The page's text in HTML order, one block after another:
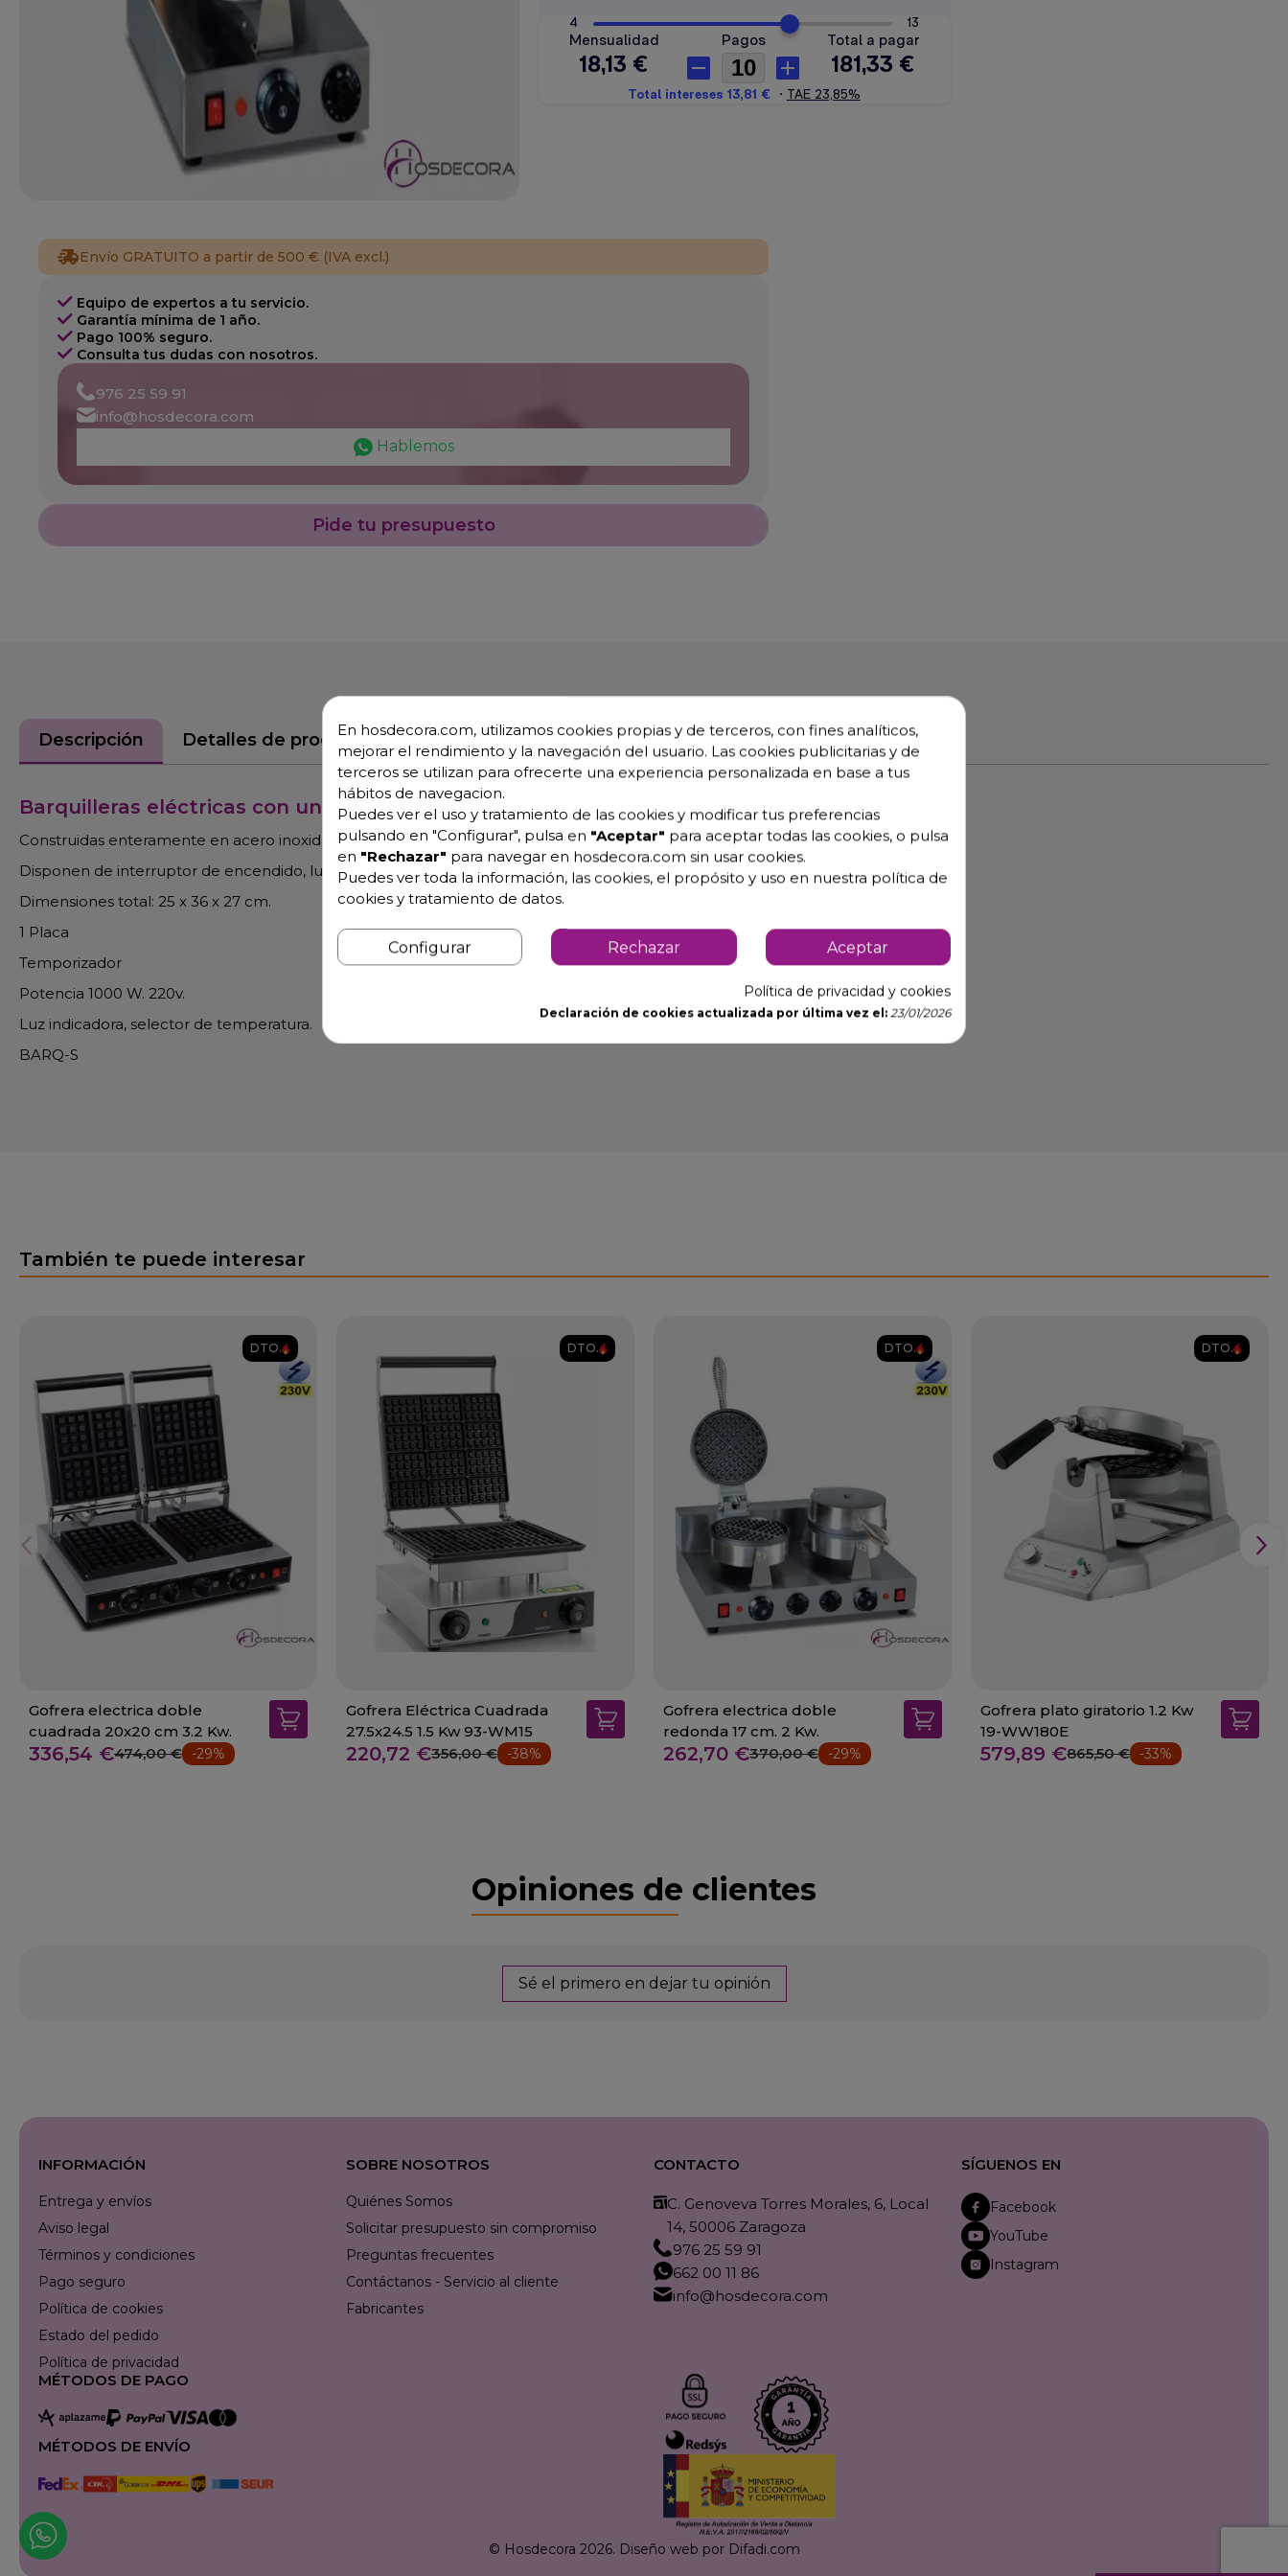
Envío GRATUITO a partir de 500 € (IVA excl.)
Equipo de expertos a tu servicio.
Garantía mínima de 1 año.
Pago 100% seguro.
Consulta tus dudas con nosotros.
976 25 59 91
info@hosdecora.com
Hablemos
Pide tu presupuesto
Descripción Detalles de producto
Barquilleras eléctricas con un solo molde BARQ-S
Construidas enteramente en acero inoxidable.
Disponen de interruptor de encendido, luz indicadora, selector de temperatura y temporizador.
Dimensiones total: 25 x 36 x 27 cm.
1 Placa
Temporizador
Potencia 1000 W. 220v.
Luz indicadora, selector de temperatura.
BARQ-S
También te puede interesar
DTO.
Gofrera electrica doble
cuadrada 20x20 cm 3.2 Kw.
336,54 €474,00 € -29%
DTO.
Gofrera Eléctrica Cuadrada
27.5x24.5 1.5 Kw 93-WM15
220,72 €356,00 € -38%
DTO.
Gofrera electrica doble
redonda 17 cm. 2 Kw.
262,70 €370,00 € -29%
DTO.
Gofrera plato giratorio 1.2 Kw
19-WW180E
579,89 €865,50 € -33%
Opiniones de clientes
Sé el primero en dejar tu opinión
INFORMACIÓN
Entrega y envíos
Aviso legal
Términos y condiciones
Pago seguro
Política de cookies
Estado del pedido
Política de privacidad
SOBRE NOSOTROS
Quiénes Somos
Solicitar presupuesto sin compromiso
Preguntas frecuentes
Contáctanos - Servicio al cliente
Fabricantes
CONTACTO
C. Genoveva Torres Morales, 6, Local
14, 50006 Zaragoza
976 25 59 91
662 00 11 86
info@hosdecora.com
SÍGUENOS EN
Facebook
YouTube
Instagram
MÉTODOS DE PAGO
MÉTODOS DE ENVÍO
© Hosdecora 2026. Diseño web por Difadi.com
En hosdecora.com, utilizamos cookies propias y de terceros, con fines analíticos,
mejorar el rendimiento y la navegación del usuario. Las cookies publicitarias y de
terceros se utilizan para ofrecerte una experiencia personalizada en base a tus
hábitos de navegacion.
Puedes ver el uso y tratamiento de las cookies y modificar tus preferencias
pulsando en "Configurar", pulsa en "Aceptar" para aceptar todas las cookies, o pulsa
en "Rechazar" para navegar en hosdecora.com sin usar cookies.
Puedes ver toda la información, las cookies, el propósito y uso en nuestra política de
cookies y tratamiento de datos.
Configurar Rechazar Aceptar
Política de privacidad y cookies
Declaración de cookies actualizada por última vez el: 23/01/2026